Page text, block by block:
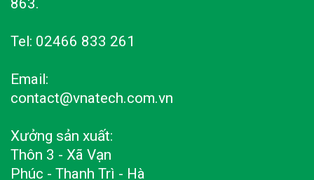
863.
Tel: 02466 833 261
Email:
contact@vnatech.com.vn
Xưởng sản xuất:
Thôn 3 - Xã Vạn
Phúc - Thanh Trì - Hà